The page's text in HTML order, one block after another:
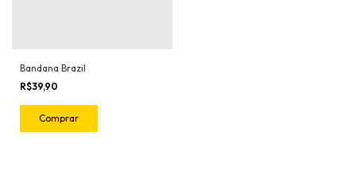
Bandana Brazil
R$39,90
Comprar